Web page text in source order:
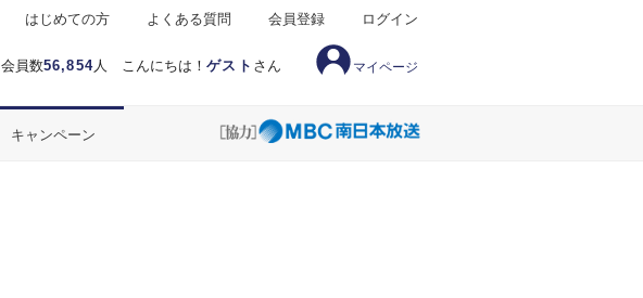
会員数56,854人 こんにちは！ゲスト さん マイページ
はじめての方 よくある質問 会員登録 ログイン
キャンペーン